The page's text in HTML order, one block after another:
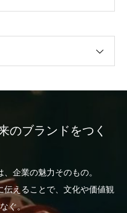
のブランドをつく
企業の魅力そのもの。
えることで、文化や価値観
ぐ。